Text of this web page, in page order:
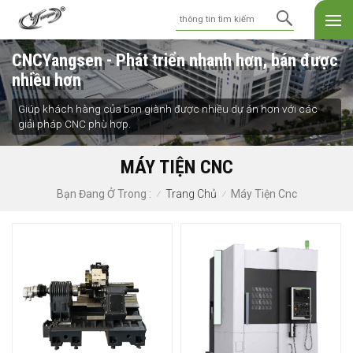
CNCYangsen - Phát triển nhanh hơn, bán được
nhiều hơn
Giúp khách hàng của bạn giành được nhiều dự án hơn với các
giải pháp CNC phù hợp.
MÁY TIỆN CNC
Bạn Đang Ở Trong : / Trang Chủ / Máy Tiện Cnc